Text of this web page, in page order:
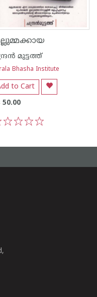
മുട്ടത്ത്
Bhasha Institute
to Cart
50.00